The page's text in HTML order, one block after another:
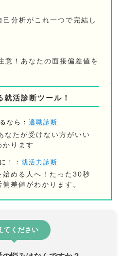
己分析がこれ一つで完結し
意！あなたの面接偏差値を
就活診断ツール！
なら：適職診断
なたが受けない方がいい
かります
！：就活力診断
始める人へ！たった30秒
差値がわかります。